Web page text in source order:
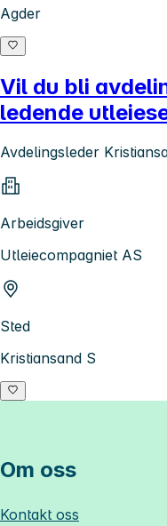
Agder
Vil du bli
ledende
Avdelingsleder
Arbeidsgiver
Utleiecompagniet AS
Sted
Kristiansand S
Om oss
Kontakt oss